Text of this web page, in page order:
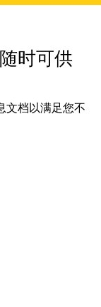
时可供
文档以满足您不